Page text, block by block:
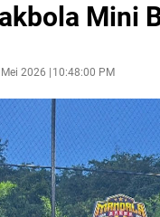
Mini
2026
10:48:00 PM